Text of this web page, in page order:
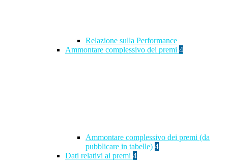
Relazione sulla Performance
Ammontare complessivo dei premi 4
Ammontare complessivo dei premi (da
pubblicare in tabelle) 4
Dati relativi ai premi 4